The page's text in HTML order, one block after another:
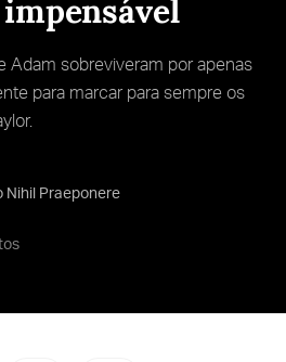
Adam sobreviveram por apenas
para marcar para sempre os
Nihil Praeponere